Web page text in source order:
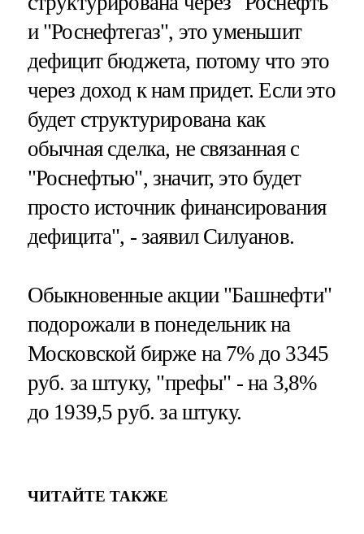
и "Роснефтегаз", это уменьшит
дефицит бюджета, потому что это
через доход к нам придет. Если это
будет структурирована как
обычная сделка, не связанная с
"Роснефтью", значит, это будет
просто источник финансирования
дефицита", - заявил Силуанов.
Обыкновенные акции "Башнефти"
подорожали в понедельник на
Московской бирже на 7% до 3345
руб. за штуку, "префы" - на 3,8%
до 1939,5 руб. за штуку.
ЧИТАЙТЕ ТАКЖЕ